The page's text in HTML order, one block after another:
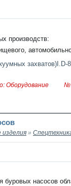
производств:
Оборудование №
»
буровых насосов